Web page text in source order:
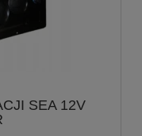
SEA 12V